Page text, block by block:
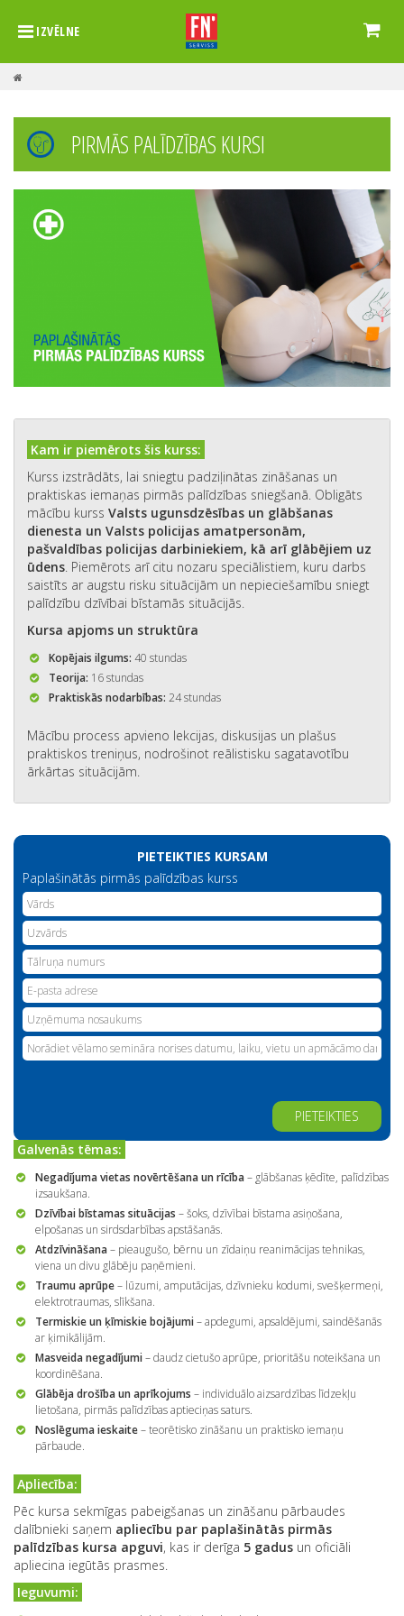
IZVĒLNE
PIRMĀS PALĪDZĪBAS KURSI
Kam ir piemērots šis kurss:
Kurss izstrādāts, lai sniegtu padziļinātas zināšanas un
praktiskas iemaņas pirmās palīdzības sniegšanā. Obligāts
mācību kurss Valsts ugunsdzēsības un glābšanas
dienesta un Valsts policijas amatpersonām,
pašvaldības policijas darbiniekiem, kā arī glābējiem uz
ūdens . Piemērots arī citu nozaru speciālistiem, kuru darbs
saistīts ar augstu risku situācijām un nepieciešamību sniegt
palīdzību dzīvībai bīstamās situācijās.
Kursa apjoms un struktūra
Kopējais ilgums: 40 stundas
Teorija: 16 stundas
Praktiskās nodarbības: 24 stundas
Mācību process apvieno lekcijas, diskusijas un plašus
praktiskos treniņus, nodrošinot reālistisku sagatavotību
ārkārtas situācijām.
PIETEIKTIES KURSAM
Paplašinātās pirmās palīdzības kurss
Alternative:
Galvenās tēmas:
Negadījuma vietas novērtēšana un rīcība – glābšanas ķēdīte, palīdzības
izsaukšana.
Dzīvībai bīstamas situācijas – šoks, dzīvībai bīstama asiņošana,
elpošanas un sirdsdarbības apstāšanās.
Atdzīvināšana – pieaugušo, bērnu un zīdaiņu reanimācijas tehnikas,
viena un divu glābēju paņēmieni.
Traumu aprūpe– lūzumi, amputācijas, dzīvnieku kodumi, svešķermeņi,
elektrotraumas, slīkšana.
Termiskie un ķīmiskie bojājumi– apdegumi, apsaldējumi, saindēšanās
ar ķimikālijām.
Masveida negadījumi– daudz cietušo aprūpe, prioritāšu noteikšana un
koordinēšana.
Glābēja drošība un aprīkojums – individuālo aizsardzības līdzekļu
lietošana, pirmās palīdzības aptieciņas saturs.
Noslēguma ieskaite– teorētisko zināšanu un praktisko iemaņu
pārbaude.
Apliecība:
Pēc kursa sekmīgas pabeigšanas un zināšanu pārbaudes
dalībnieki saņem apliecību par paplašinātās pirmās
palīdzības kursa apguvi, kas ir derīga 5 gadus un oficiāli
apliecina iegūtās prasmes.
Ieguvumi: